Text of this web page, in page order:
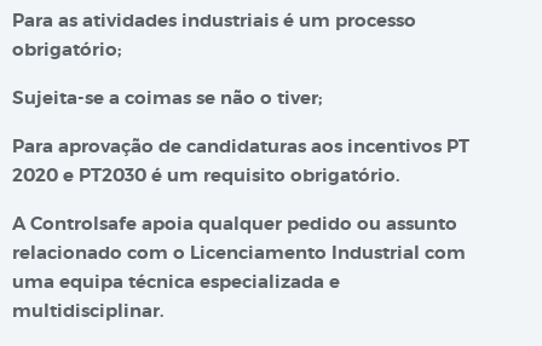
Para as atividades industriais é um processo
obrigatório;
Sujeita-se a coimas se não o tiver;
Para aprovação de candidaturas aos incentivos PT
2020 e PT2030 é um requisito obrigatório.
A Controlsafe apoia qualquer pedido ou assunto
relacionado com o Licenciamento Industrial com
uma equipa técnica especializada e
multidisciplinar.